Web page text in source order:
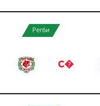
Регби
С�